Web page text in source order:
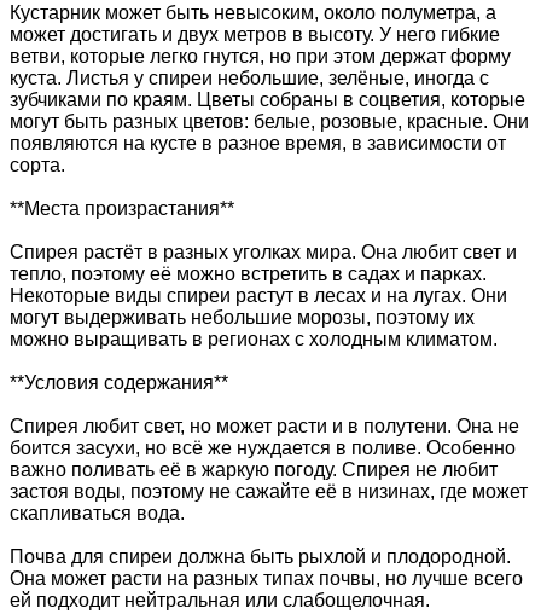
Кустарник может быть невысоким, около полуметра, а
может достигать и двух метров в высоту. У него гибкие
ветви, которые легко гнутся, но при этом держат форму
куста. Листья у спиреи небольшие, зелёные, иногда с
зубчиками по краям. Цветы собраны в соцветия, которые
могут быть разных цветов: белые, розовые, красные. Они
появляются на кусте в разное время, в зависимости от
сорта.
**Места произрастания**
Спирея растёт в разных уголках мира. Она любит свет и
тепло, поэтому её можно встретить в садах и парках.
Некоторые виды спиреи растут в лесах и на лугах. Они
могут выдерживать небольшие морозы, поэтому их
можно выращивать в регионах с холодным климатом.
**Условия содержания**
Спирея любит свет, но может расти и в полутени. Она не
боится засухи, но всё же нуждается в поливе. Особенно
важно поливать её в жаркую погоду. Спирея не любит
застоя воды, поэтому не сажайте её в низинах, где может
скапливаться вода.
Почва для спиреи должна быть рыхлой и плодородной.
Она может расти на разных типах почвы, но лучше всего
ей подходит нейтральная или слабощелочная.